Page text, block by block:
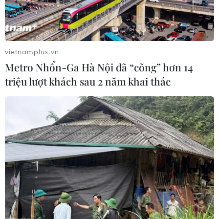
07/08/2026 15:58 07/08/2026 15:49
Lần đầu tiên tổ chức
Festival Võ thuật quốc tế
tại Hoàng thành Thăng
Long
07/08/2026 15:36
Sân chơi học đường giúp
học sinh rèn kỹ năng sống
qua từng bước nhảy
07/08/2026 11:38
vietnamplus.vn
Metro Nhổn-Ga Hà Nội đã “cõng” hơn 14
triệu lượt khách sau 2 năm khai thác